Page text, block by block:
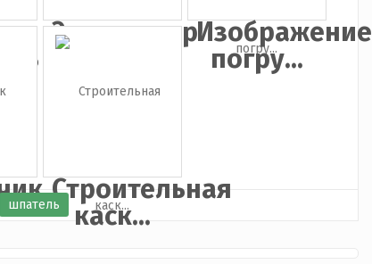
ЭкскаваторИзображение
погру...
Строительная
каск...
шпатель